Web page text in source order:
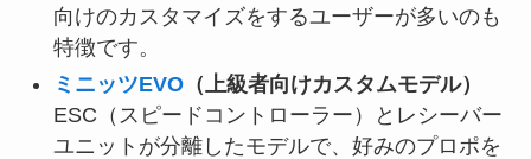
向けのカスタマイズをするユーザーが多いのも
特徴です。
ミニッツEVO（上級者向けカスタムモデル）
ESC（スピードコントローラー）とレシーバー
ユニットが分離したモデルで、好みのプロポを